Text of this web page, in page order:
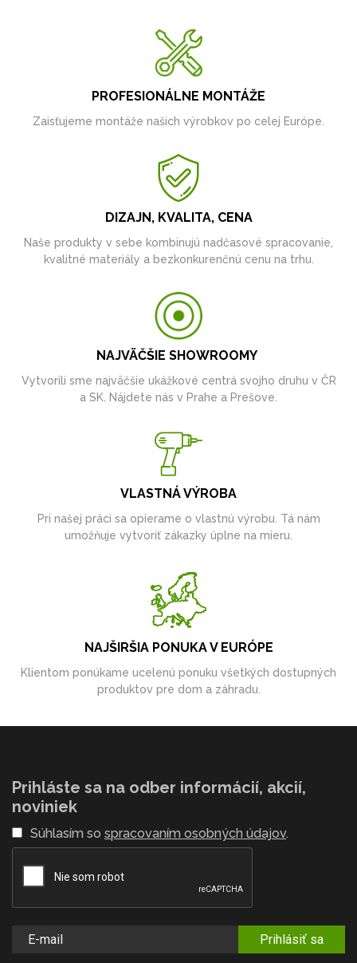
PROFESIONÁLNE MONTÁŽE
Zaisťujeme montáže našich výrobkov po celej Európe.
DIZAJN, KVALITA, CENA
Naše produkty v sebe kombinujú nadčasové spracovanie,
kvalitné materiály a bezkonkurenčnú cenu na trhu.
NAJVÄČŠIE SHOWROOMY
Vytvorili sme najväčšie ukážkové centrá svojho druhu v ČR
a SK. Nájdete nás v Prahe a Prešove.
VLASTNÁ VÝROBA
Pri našej práci sa opierame o vlastnú výrobu. Tá nám
umožňuje vytvoriť zákazky úplne na mieru.
NAJŠIRŠIA PONUKA V EURÓPE
Klientom ponúkame ucelenú ponuku všetkých dostupných
produktov pre dom a záhradu.
Prihláste sa na odber informácií, akcií,
noviniek
Súhlasím so spracovaním osobných údajov.
Prihlásiť sa